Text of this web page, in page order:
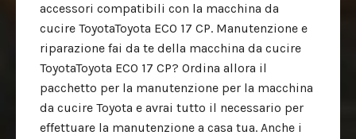
accessori compatibili con la macchina da
cucire ToyotaToyota ECO 17 CP. Manutenzione e
riparazione fai da te della macchina da cucire
ToyotaToyota ECO 17 CP? Ordina allora il
pacchetto per la manutenzione per la macchina
da cucire Toyota e avrai tutto il necessario per
effettuare la manutenzione a casa tua. Anche i